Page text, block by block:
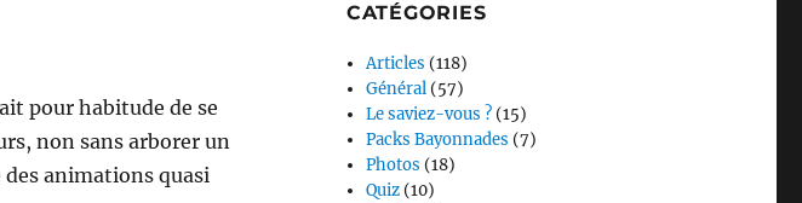
pour habitude de se
non sans arborer un
animations quasi
CATÉGORIES
Articles (118)
Général (57)
Le saviez-vous ? (15)
Packs Bayonnades (7)
Photos (18)
Quiz (10)